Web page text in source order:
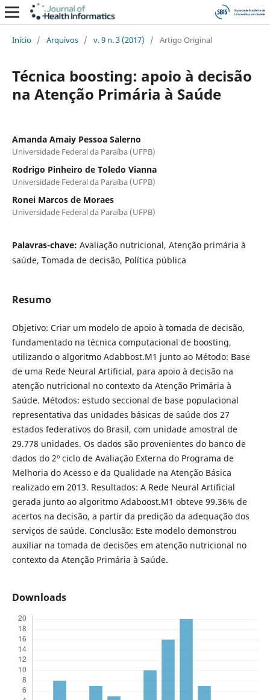
Início / Arquivos / v. 9 n. 3 (2017) / Artigo Original
Técnica boosting: apoio à decisão
na Atenção Primária à Saúde
Amanda Amaiy Pessoa Salerno
Universidade Federal da Paraíba (UFPB)
Rodrigo Pinheiro de Toledo Vianna
Universidade Federal da Paraíba (UFPB)
Ronei Marcos de Moraes
Universidade Federal da Paraíba (UFPB)
Palavras-chave: Avaliação nutricional, Atenção primária à
saúde, Tomada de decisão, Política pública
Resumo
Objetivo: Criar um modelo de apoio à tomada de decisão,
fundamentado na técnica computacional de boosting,
utilizando o algoritmo Adabbost.M1 junto ao Método: Base
de uma Rede Neural Artificial, para apoio à decisão na
atenção nutricional no contexto da Atenção Primária à
Saúde. Métodos: estudo seccional de base populacional
representativa das unidades básicas de saúde dos 27
estados federativos do Brasil, com unidade amostral de
29.778 unidades. Os dados são provenientes do banco de
dados do 2º ciclo de Avaliação Externa do Programa de
Melhoria do Acesso e da Qualidade na Atenção Básica
realizado em 2013. Resultados: A Rede Neural Artificial
gerada junto ao algoritmo Adaboost.M1 obteve 99.36% de
acertos na decisão, a partir da predição da adequação dos
serviços de saúde. Conclusão: Este modelo demonstrou
auxiliar na tomada de decisões em atenção nutricional no
contexto da Atenção Primária à Saúde.
Downloads